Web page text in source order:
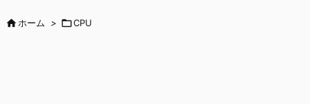
ホーム > CPU